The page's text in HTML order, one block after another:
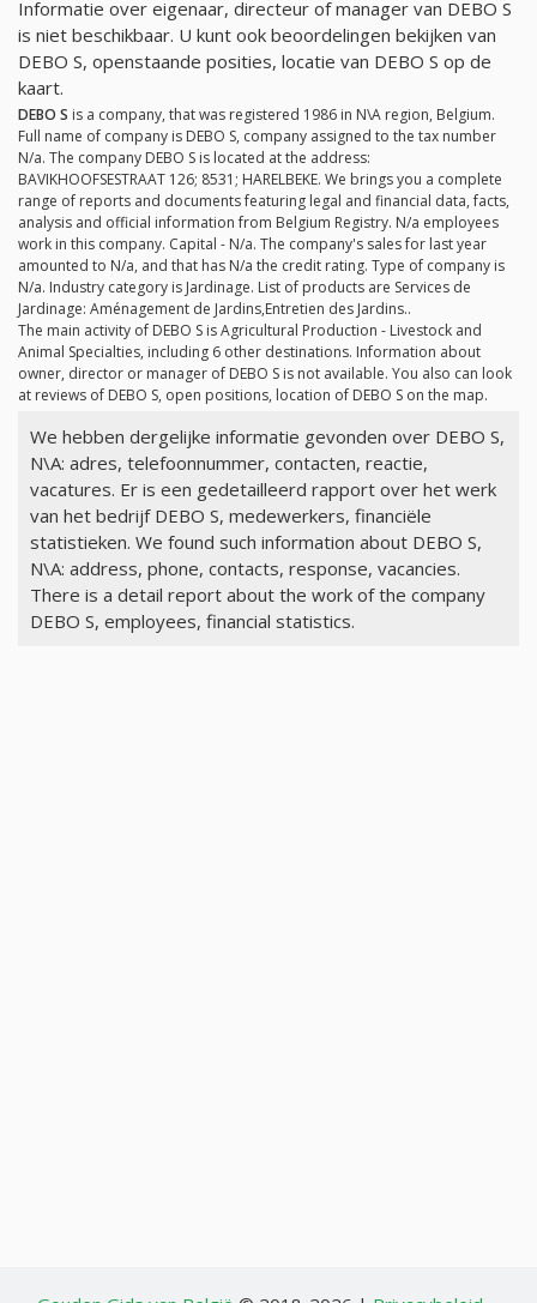
Informatie over eigenaar, directeur of manager van DEBO S
is niet beschikbaar. U kunt ook beoordelingen bekijken van
DEBO S, openstaande posities, locatie van DEBO S op de
kaart.
DEBO S is a company, that was registered 1986 in N\A region, Belgium.
Full name of company is DEBO S, company assigned to the tax number
N/a. The company DEBO S is located at the address:
BAVIKHOOFSESTRAAT 126; 8531; HARELBEKE. We brings you a complete
range of reports and documents featuring legal and financial data, facts,
analysis and official information from Belgium Registry. N/a employees
work in this company. Capital - N/a. The company's sales for last year
amounted to N/a, and that has N/a the credit rating. Type of company is
N/a. Industry category is Jardinage. List of products are Services de
Jardinage: Aménagement de Jardins,Entretien des Jardins..
The main activity of DEBO S is Agricultural Production - Livestock and
Animal Specialties, including 6 other destinations. Information about
owner, director or manager of DEBO S is not available. You also can look
at reviews of DEBO S, open positions, location of DEBO S on the map.
We hebben dergelijke informatie gevonden over DEBO S,
N\A: adres, telefoonnummer, contacten, reactie,
vacatures. Er is een gedetailleerd rapport over het werk
van het bedrijf DEBO S, medewerkers, financiële
statistieken. We found such information about DEBO S,
N\A: address, phone, contacts, response, vacancies.
There is a detail report about the work of the company
DEBO S, employees, financial statistics.